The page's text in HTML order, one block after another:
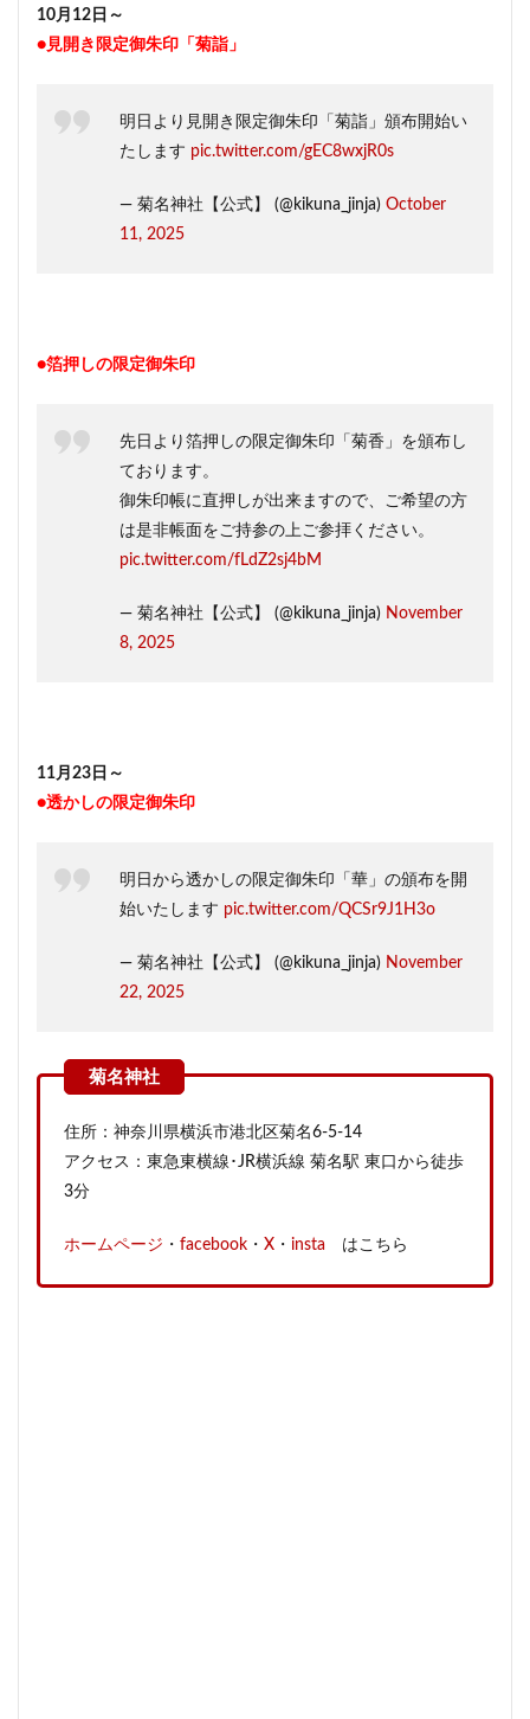
10月12日～
●見開き限定御朱印「菊詣」
明日より見開き限定御朱印「菊詣」頒布開始い
たします pic.twitter.com/gEC8wxjR0s
— 菊名神社【公式】 (@kikuna_jinja) October
11, 2025
●箔押しの限定御朱印
先日より箔押しの限定御朱印「菊香」を頒布し
ております。
御朱印帳に直押しが出来ますので、ご希望の方
は是非帳面をご持参の上ご参拝ください。
pic.twitter.com/fLdZ2sj4bM
— 菊名神社【公式】 (@kikuna_jinja) November
8, 2025
11月23日～
●透かしの限定御朱印
明日から透かしの限定御朱印「華」の頒布を開
始いたします pic.twitter.com/QCSr9J1H3o
— 菊名神社【公式】 (@kikuna_jinja) November
22, 2025
住所：神奈川県横浜市港北区菊名6-5-14
アクセス：東急東横線･JR横浜線 菊名駅 東口から徒歩
3分
ホームページ ・ facebook ・ X ・ insta はこちら